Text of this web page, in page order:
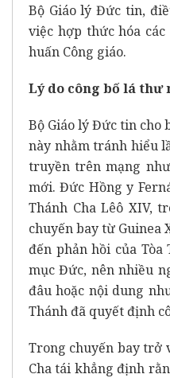
Bộ Giáo lý Đức tin,
việc hợp thức hóa
huấn Công giáo.
Lý do công bố lá thư
Bộ Giáo lý Đức tin cho
này nhằm tránh hiểu
truyền trên mạng
mới. Đức Hồng y
Thánh Cha Lêô XIV,
chuyến bay từ Guinea
đến phản hồi của Tòa
mục Đức, nên nhiều
đâu hoặc nội dung
Thánh đã quyết định
Trong chuyến bay trở
Cha tái khẳng định